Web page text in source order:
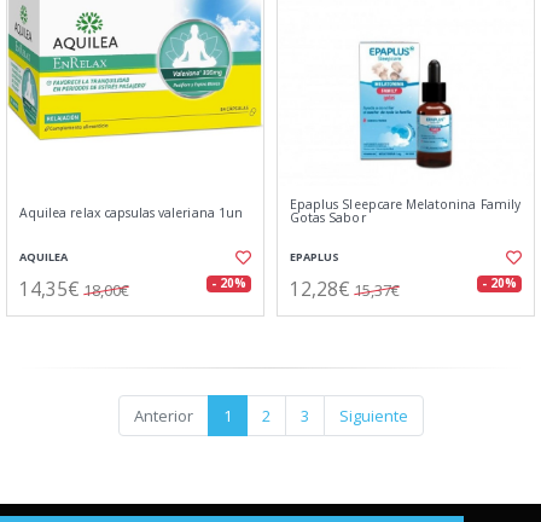
Aquilea relax capsulas valeriana 1un
AQUILEA
14,35€ 18,00€ - 20%
Epaplus Sleepcare Melatonina Family
Gotas Sabor
EPAPLUS
12,28€ 15,37€ - 20%
Anterior 1 2 3 Siguiente